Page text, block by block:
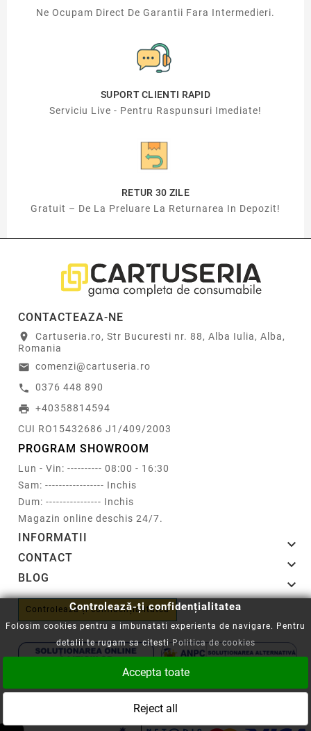
Ne Ocupam Direct De Garantii Fara Intermedieri.
SUPORT CLIENTI RAPID
Serviciu Live - Pentru Raspunsuri Imediate!
RETUR 30 ZILE
Gratuit – De La Preluare La Returnarea In Depozit!
CONTACTEAZA-NE
location_on
Cartuseria.ro, Str Bucuresti nr. 88, Alba Iulia, Alba,
Romania
email comenzi@cartuseria.ro
call 0376 448 890
print +40358814594
CUI RO15432686 J1/409/2003
PROGRAM SHOWROOM
Lun - Vin: ---------- 08:00 - 16:30
Sam: ----------------- Inchis
Dum: ---------------- Inchis
Magazin online deschis 24/7.
INFORMATII 
CONTACT 
BLOG 
Controlează-ți confidențialitatea
Copyright © 2008-2026 - Cartuseria.ro
Politica SOL
Controlează-ți confidențialitatea
Folosim cookies pentru a imbunatati experienta de navigare. Pentru
detalii te rugam sa citestiPolitica de cookies
Accepta toate
Reject all